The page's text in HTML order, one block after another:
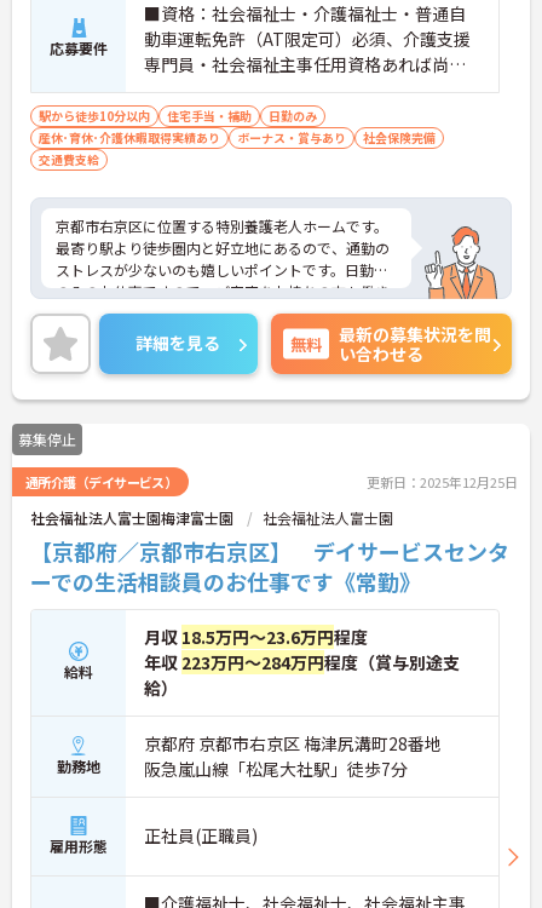
応募要件
■資格：社会福祉士・介護福祉士・普通自
動車運転免許（AT限定可）必須、介護支援
専門員・社会福祉主事任用資格あれば尚可
■経験：相談業務経験あれば尚可（相談業
務未経験の場合、介護経験必須） ■必要PC
スキル：パソコン基本操作（ワード・エク
駅から徒歩10分以内 住宅手当・補助
日勤のみ
産休･育休･介護休暇取得実績あり
ボーナス・賞与あり
社会保険完備
交通費支給
京都市右京区に位置する特別養護老人ホームです。
最寄り駅より徒歩圏内と好立地にあるので、通勤の
ストレスが少ないのも嬉しいポイントです。日勤帯
のみのお仕事ですので、ご家庭をお持ちの方も働き
やすい勤務時間でオススメです！ご興味をお持ちの
方はお気軽にお問い合わせください。
詳細を見る 無料
最新の募集状況を問
い合わせる
募集停止
通所介護（デイサービス） 更新日：2025年12月25日
社会福祉法人富士園梅津富士園 社会福祉法人富士園
【京都府／京都市右京区】 デイサービスセンタ
ーでの生活相談員のお仕事です《常勤》
給料
月収 18.5万円～23.6万円程度
年収 223万円～284万円程度（賞与別途支
給）
勤務地
京都府 京都市右京区 梅津尻溝町28番地
阪急嵐山線「松尾大社駅」徒歩7分
雇用形態 正社員(正職員)